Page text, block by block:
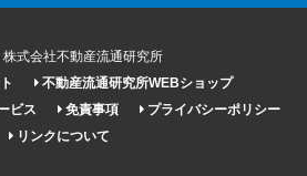
式会社不動産流通研究所
不動産流通研究所WEBショップ
ビス 免責事項
プライバシーポリシー
リンクについて